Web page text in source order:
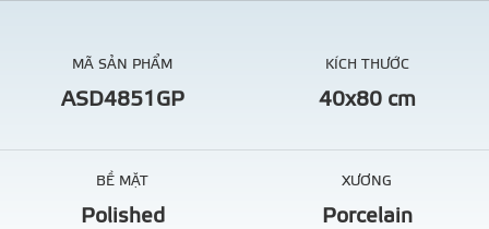
MÃ SẢN PHẨM
ASD4851GP
KÍCH THƯỚC
40x80 cm
BỀ MẶT
Polished
XƯƠNG
Porcelain